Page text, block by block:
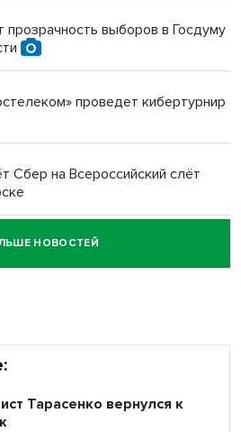
с женой вошли в топ-16
ВТБ открылось в Искитиме
прозрачность выборов в Госдуму
проведет кибертурнир
Сбер на Всероссийский слёт
обеспечит
ЕДГ в Новосибирской
НОВОСТЕЙ
Тарасенко вернулся к